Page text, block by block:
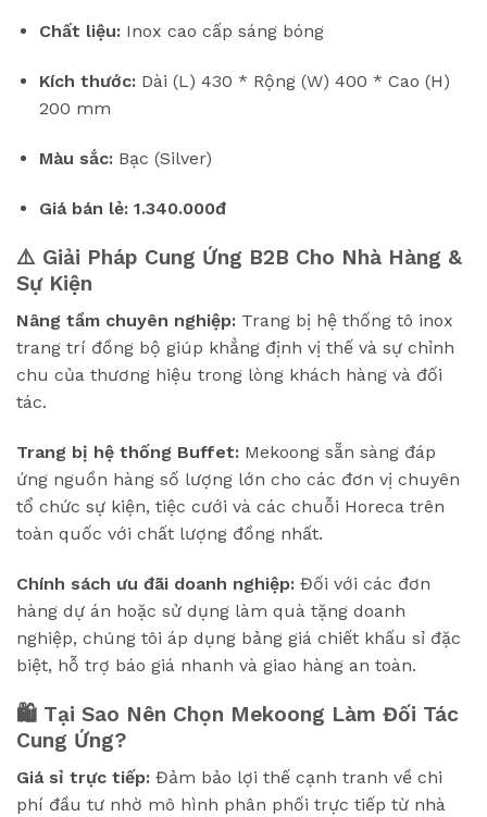
Chất liệu:Inox cao cấp sáng bóng
Kích thước:Dài (L) 430 * Rộng (W) 400 * Cao (H)
200 mm
Màu sắc:Bạc (Silver)
Giá bán lẻ: 1.340.000đ
⚠️ Giải Pháp Cung Ứng B2B Cho Nhà Hàng &
Sự Kiện
Nâng tầm chuyên nghiệp: Trang bị hệ thống tô inox
trang trí đồng bộ giúp khẳng định vị thế và sự chỉnh
chu của thương hiệu trong lòng khách hàng và đối
tác.
Trang bị hệ thống Buffet: Mekoong sẵn sàng đáp
ứng nguồn hàng số lượng lớn cho các đơn vị chuyên
tổ chức sự kiện, tiệc cưới và các chuỗi Horeca trên
toàn quốc với chất lượng đồng nhất.
Chính sách ưu đãi doanh nghiệp: Đối với các đơn
hàng dự án hoặc sử dụng làm quà tặng doanh
nghiệp, chúng tôi áp dụng bảng giá chiết khấu sỉ đặc
biệt, hỗ trợ báo giá nhanh và giao hàng an toàn.
🛍️ Tại Sao Nên Chọn Mekoong Làm Đối Tác
Cung Ứng?
Giá sỉ trực tiếp: Đảm bảo lợi thế cạnh tranh về chi
phí đầu tư nhờ mô hình phân phối trực tiếp từ nhà